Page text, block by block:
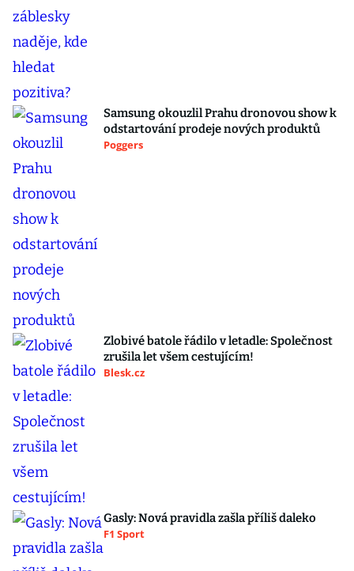
Samsung okouzlil Prahu dronovou show k
odstartování prodeje nových produktů
Poggers
Zlobivé batole řádilo v letadle: Společnost
zrušila let všem cestujícím!
Blesk.cz
Gasly: Nová pravidla zašla příliš daleko
F1 Sport